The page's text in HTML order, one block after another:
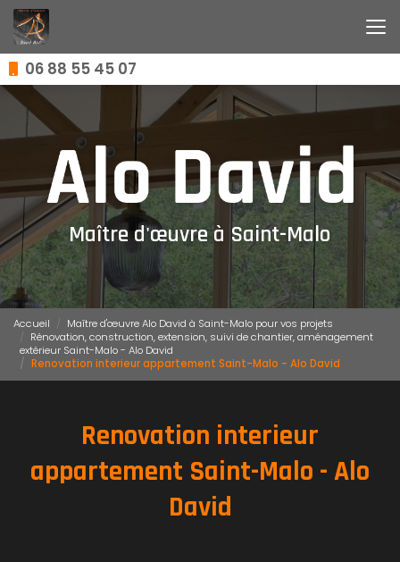
Aller
au
contenu
principal06 88 55 45 07
Maître d'œuvre à Saint-Malo
Accueil
Maître d'œuvre Alo David à Saint-Malo pour vos projets
Rénovation, construction, extension, suivi de chantier, aménagement
extérieur Saint-Malo - Alo David
Renovation interieur appartement Saint-Malo - Alo David
Renovation interieur
appartement Saint-Malo - Alo
David